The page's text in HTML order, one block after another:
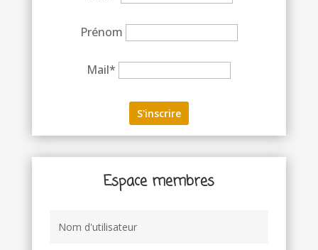
Prénom
Mail*
Espace membres